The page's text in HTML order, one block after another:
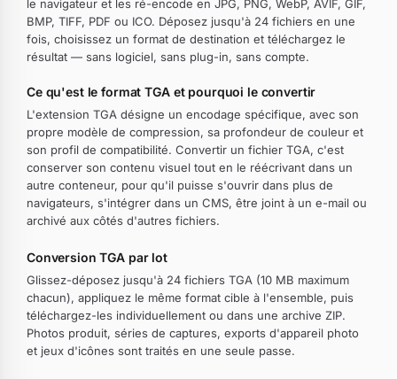
le navigateur et les ré-encode en JPG, PNG, WebP, AVIF, GIF,
BMP, TIFF, PDF ou ICO. Déposez jusqu'à 24 fichiers en une
fois, choisissez un format de destination et téléchargez le
résultat — sans logiciel, sans plug-in, sans compte.
Ce qu'est le format TGA et pourquoi le convertir
L'extension TGA désigne un encodage spécifique, avec son
propre modèle de compression, sa profondeur de couleur et
son profil de compatibilité. Convertir un fichier TGA, c'est
conserver son contenu visuel tout en le réécrivant dans un
autre conteneur, pour qu'il puisse s'ouvrir dans plus de
navigateurs, s'intégrer dans un CMS, être joint à un e-mail ou
archivé aux côtés d'autres fichiers.
Conversion TGA par lot
Glissez-déposez jusqu'à 24 fichiers TGA (10 MB maximum
chacun), appliquez le même format cible à l'ensemble, puis
téléchargez-les individuellement ou dans une archive ZIP.
Photos produit, séries de captures, exports d'appareil photo
et jeux d'icônes sont traités en une seule passe.